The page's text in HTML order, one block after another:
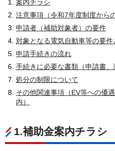
案内チラシ
注意事項（令和7年度制度から
申請者（補助対象者）の要件
対象となる電気自動車等の要件
申請手続きの流れ
手続きに必要な書類（申請書、
処分の制限について
その他関連事項（EV等への優
内）
1.補助金案内チラシ